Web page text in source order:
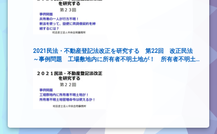
2021民法・不動産登記法改正を研究する 第22回 改正民法
～事例問題 工場敷地内に所有者不明土地が！ 所有者不明土